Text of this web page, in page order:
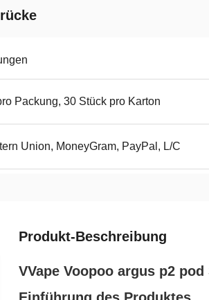
Packung, 30 Stück pro Karton
Union, MoneyGram, PayPal, L/C
Produkt-Beschreibung
VVape Voopoo argus p2